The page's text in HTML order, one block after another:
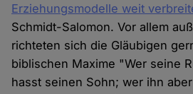
Erziehungsmodelle weit
Schmidt-Salomon. Vor allem
richteten sich die Gläubigen
biblischen Maxime "Wer seine
hasst seinen Sohn; wer ihn